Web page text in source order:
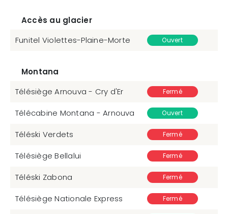
Accès au glacier
Funitel Violettes-Plaine-Morte
Ouvert
Montana
Télésiège Arnouva - Cry d'Er
Fermé
Télécabine Montana - Arnouva Ouvert
Téléski Verdets Fermé
Télésiège Bellalui Fermé
Téléski Zabona Fermé
Télésiège Nationale Express Fermé